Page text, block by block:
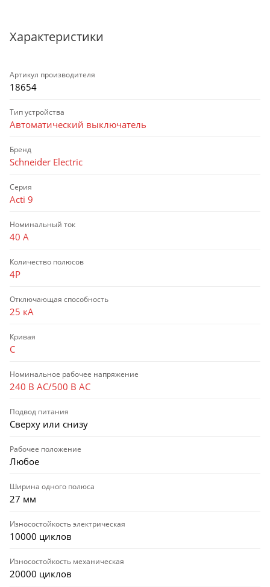
Характеристики
Артикул производителя
18654
Тип устройства
Автоматический выключатель
Бренд
Schneider Electric
Серия
Acti 9
Номинальный ток
40 А
Количество полюсов
4P
Отключающая способность
25 кА
Кривая
C
Номинальное рабочее напряжение
240 В AC/500 В AC
Подвод питания
Сверху или снизу
Рабочее положение
Любое
Ширина одного полюса
27 мм
Износостойкость электрическая
10000 циклов
Износостойкость механическая
20000 циклов